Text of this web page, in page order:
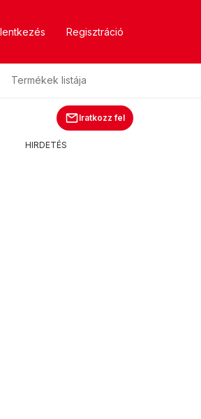
Regisztráció
Termékek listája
Iratkozz fel
HIRDETÉS